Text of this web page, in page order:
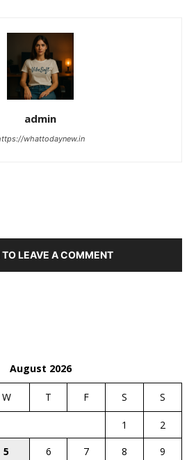
admin
whattodaynew.in
TO LEAVE A COMMENT
August 2026
W T F S S
1
2
5 6 7 8 9